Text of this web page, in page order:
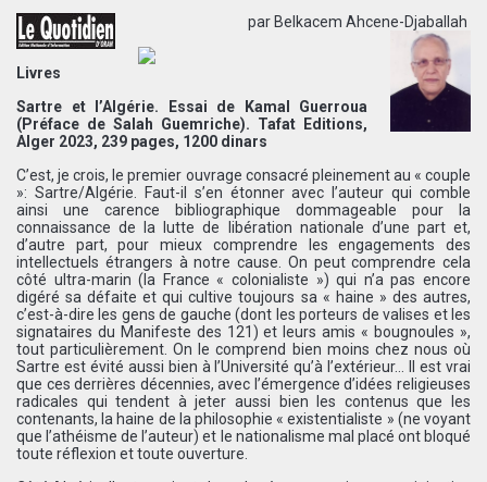
par Belkacem Ahcene-Djaballah
Livres
Sartre et l’Algérie. Essai de Kamal Guerroua
(Préface de Salah Guemriche). Tafat Editions,
Alger 2023, 239 pages, 1200 dinars
C’est, je crois, le premier ouvrage consacré pleinement au « couple
»: Sartre/Algérie. Faut-il s’en étonner avec l’auteur qui comble
ainsi une carence bibliographique dommageable pour la
connaissance de la lutte de libération nationale d’une part et,
d’autre part, pour mieux comprendre les engagements des
intellectuels étrangers à notre cause. On peut comprendre cela
côté ultra-marin (la France « colonialiste ») qui n’a pas encore
digéré sa défaite et qui cultive toujours sa « haine » des autres,
c’est-à-dire les gens de gauche (dont les porteurs de valises et les
signataires du Manifeste des 121) et leurs amis « bougnoules »,
tout particulièrement. On le comprend bien moins chez nous où
Sartre est évité aussi bien à l’Université qu’à l’extérieur… Il est vrai
que ces derrières décennies, avec l’émergence d’idées religieuses
radicales qui tendent à jeter aussi bien les contenus que les
contenants, la haine de la philosophie « existentialiste » (ne voyant
que l’athéisme de l’auteur) et le nationalisme mal placé ont bloqué
toute réflexion et toute ouverture.